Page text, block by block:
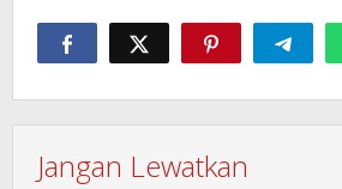
Jangan Lewatkan